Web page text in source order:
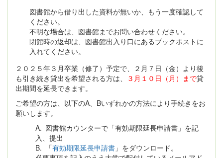
図書館から借り出した資料が無いか、もう一度確認して
ください。
不明な場合は、図書館までお問い合わせください。
閉館時の返却は、図書館出入り口にあるブックポストに
入れてください。
２０２５年３月卒業（修了）予定で、２月７日（金）より後
も引き続き貸出を希望される方は、
３月１０日（月）まで貸
出期間を延長できます。
ご希望の方は、以下のA、Bいずれかの方法により手続きをお
願いします。
A. 図書館カウンターで「有効期限延長申請書」を記
入、提出
B. 「有効期限延長申請書 」をダウンロード。